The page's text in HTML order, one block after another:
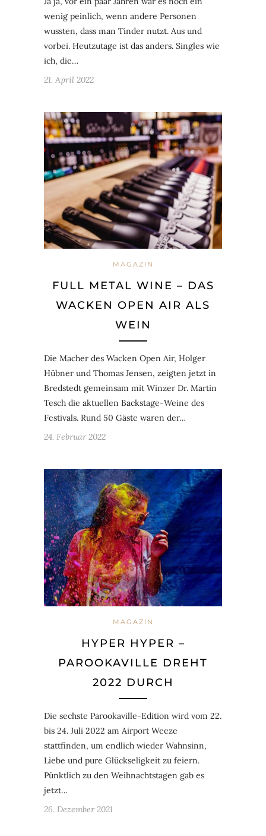
wenig peinlich, wenn andere Personen
wussten, dass man Tinder nutzt. Aus und
vorbei. Heutzutage ist das anders. Singles wie
ich, die…
21. April 2022
MAGAZIN
FULL METAL WINE – DAS
WACKEN OPEN AIR ALS
WEIN
Die Macher des Wacken Open Air, Holger
Hübner und Thomas Jensen, zeigten jetzt in
Bredstedt gemeinsam mit Winzer Dr. Martin
Tesch die aktuellen Backstage-Weine des
Festivals. Rund 50 Gäste waren der…
24. Februar 2022
MAGAZIN
HYPER HYPER –
PAROOKAVILLE DREHT
2022 DURCH
Die sechste Parookaville-Edition wird vom 22.
bis 24. Juli 2022 am Airport Weeze
stattfinden, um endlich wieder Wahnsinn,
Liebe und pure Glückseligkeit zu feiern.
Pünktlich zu den Weihnachtstagen gab es
jetzt…
26. Dezember 2021